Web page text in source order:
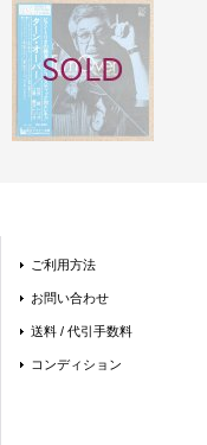
ご利用方法
お問い合わせ
送料 / 代引手数料
コンディション